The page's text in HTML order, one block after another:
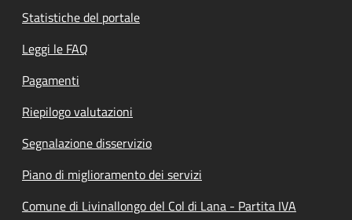
Statistiche del portale
Leggi le FAQ
Pagamenti
Riepilogo valutazioni
Segnalazione disservizio
Piano di miglioramento dei servizi
Comune di Livinallongo del Col di Lana - Partita IVA